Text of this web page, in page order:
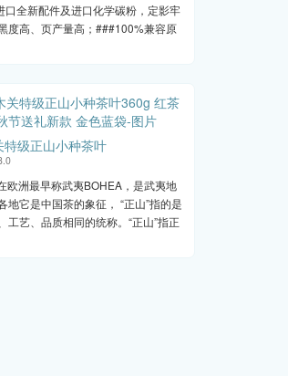
全新配件及进口化学碳粉，定影牢
度高、页产量高；###100%兼容原
特级正山小种茶叶
欧洲最早称武夷BOHEA，是武夷地
地它是中国茶的象征， “正山”指的是
工艺、品质相同的统称。“正山”指正